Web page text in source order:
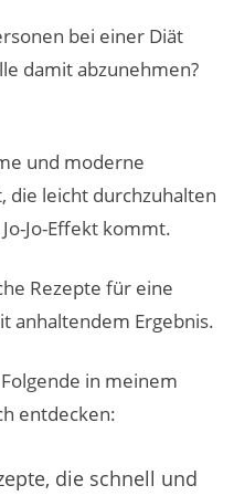
bei einer Diät
damit abzunehmen?
und moderne
leicht durchzuhalten
Jo-Effekt kommt.
Rezepte für eine
anhaltendem Ergebnis.
in meinem
entdecken:
die schnell und